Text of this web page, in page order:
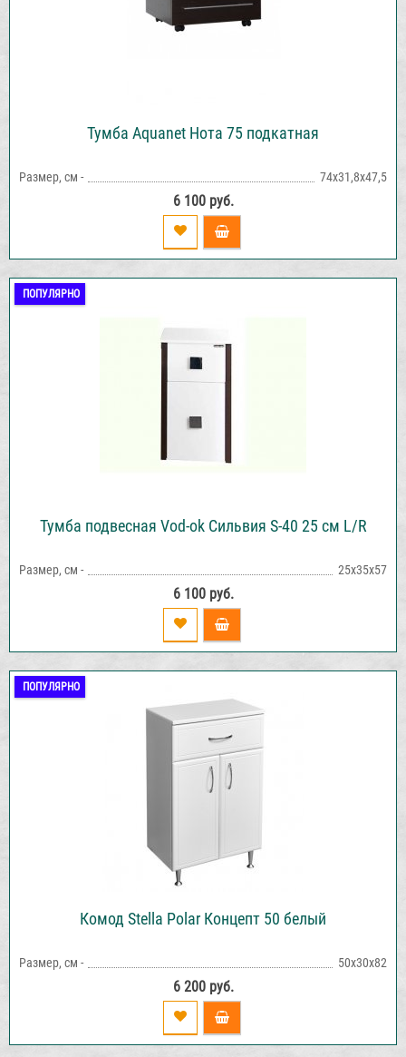
Тумба Aquanet Нота 75 подкатная
Размер, см - 74х31,8х47,5
6 100 руб.
ПОПУЛЯРНО
Тумба подвесная Vod-ok Сильвия S-40 25 см L/R
Размер, см - 25х35х57
6 100 руб.
ПОПУЛЯРНО
Комод Stella Polar Концепт 50 белый
Размер, см - 50х30х82
6 200 руб.